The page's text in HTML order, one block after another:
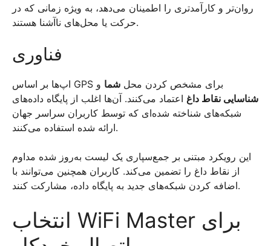
روان‌تر و کارآمدتری را اطمینان می‌دهد، به ویژه زمانی که در
حرکت یا محل‌های ناآشنا هستند.
فناوری
اپ‌ها بر اساس GPS برای مشخص کردن محل شما و
شناسایی نقاط داغ اعتماد می‌کنند. آن‌ها اغلب از پایگاه داده‌های
شبکه‌های شناخته شده‌ای که توسط کاربران سراسر جهان
ارائه شده استفاده می‌کنند.
این رویکرد مبتنی بر جمع‌سپاری یک لیست به‌روز شده مداوم
از نقاط داغ را تضمین می‌کند. کاربران همچنین می‌توانند با
اضافه کردن شبکه‌های جدید به پایگاه داده، مشارکت کنند.
انتخاب WiFi Master برای